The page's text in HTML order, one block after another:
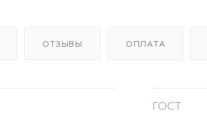
ОТЗЫВЫ ОПЛАТА
ГОСТ